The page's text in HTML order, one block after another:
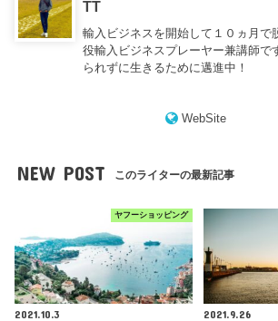
TT
輸入ビジネスを開始して１０ヵ月で
役輸入ビジネスプレーヤー兼講師で
られずに生きるために邁進中！
WebSite
NEW POST このライターの最新記事
ヤフーショッピング
2021.10.3
2021.9.26